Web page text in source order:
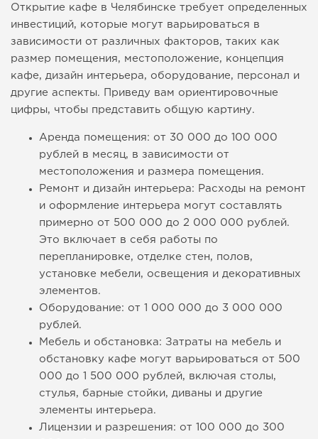
Открытие кафе в Челябинске требует определенных
инвестиций, которые могут варьироваться в
зависимости от различных факторов, таких как
размер помещения, местоположение, концепция
кафе, дизайн интерьера, оборудование, персонал и
другие аспекты. Приведу вам ориентировочные
цифры, чтобы представить общую картину.
Аренда помещения: от 30 000 до 100 000
рублей в месяц, в зависимости от
местоположения и размера помещения.
Ремонт и дизайн интерьера: Расходы на ремонт
и оформление интерьера могут составлять
примерно от 500 000 до 2 000 000 рублей.
Это включает в себя работы по
перепланировке, отделке стен, полов,
установке мебели, освещения и декоративных
элементов.
Оборудование: от 1 000 000 до 3 000 000
рублей.
Мебель и обстановка: Затраты на мебель и
обстановку кафе могут варьироваться от 500
000 до 1 500 000 рублей, включая столы,
стулья, барные стойки, диваны и другие
элементы интерьера.
Лицензии и разрешения: от 100 000 до 300